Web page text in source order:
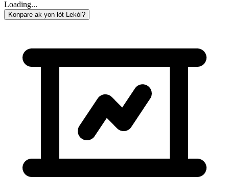
Loading...
Konpare ak yon lòt Lekòl?